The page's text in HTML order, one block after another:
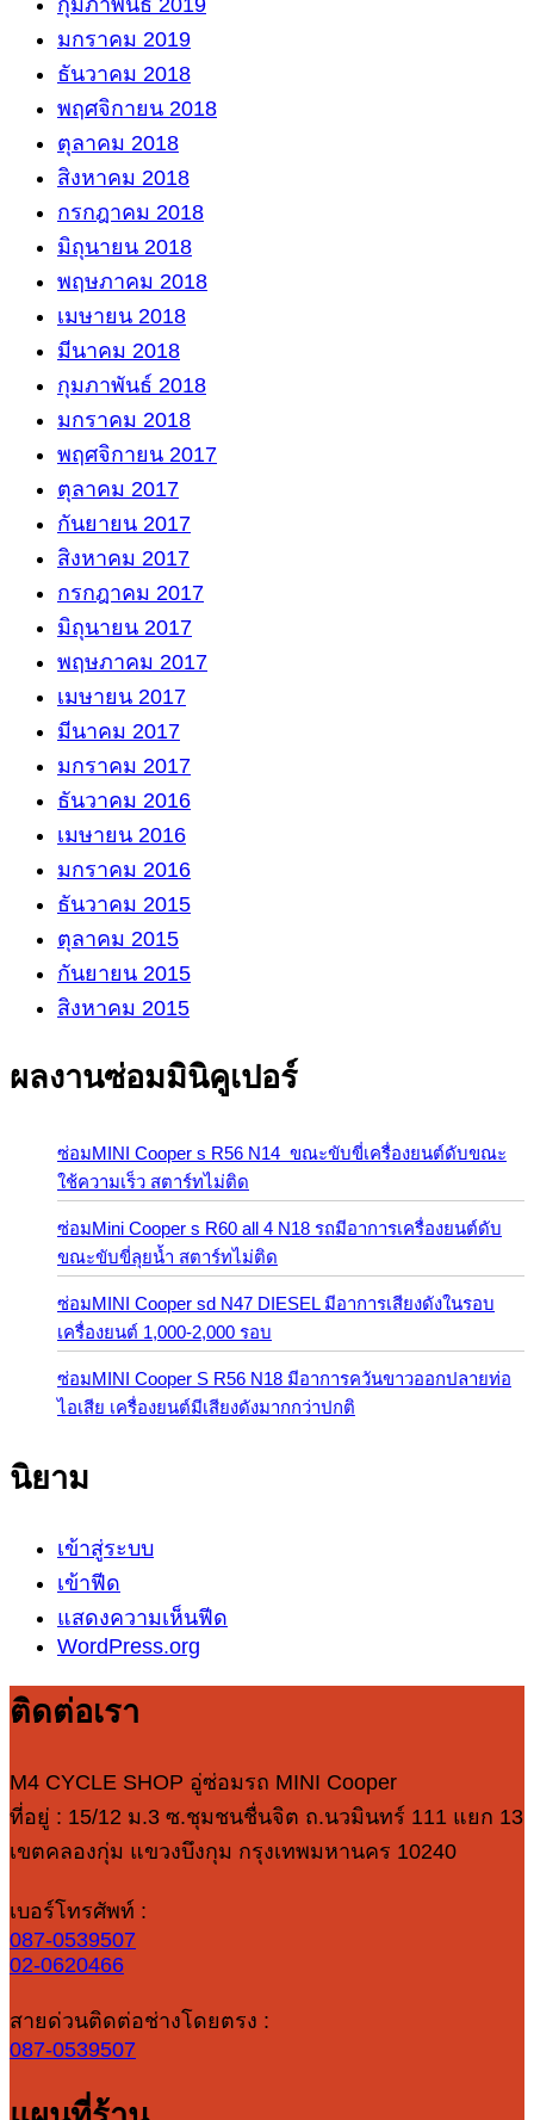
กุมภาพันธ์ 2019
มกราคม 2019
ธันวาคม 2018
พฤศจิกายน 2018
ตุลาคม 2018
สิงหาคม 2018
กรกฎาคม 2018
มิถุนายน 2018
พฤษภาคม 2018
เมษายน 2018
มีนาคม 2018
กุมภาพันธ์ 2018
มกราคม 2018
พฤศจิกายน 2017
ตุลาคม 2017
กันยายน 2017
สิงหาคม 2017
กรกฎาคม 2017
มิถุนายน 2017
พฤษภาคม 2017
เมษายน 2017
มีนาคม 2017
มกราคม 2017
ธันวาคม 2016
เมษายน 2016
มกราคม 2016
ธันวาคม 2015
ตุลาคม 2015
กันยายน 2015
สิงหาคม 2015
ผลงานซ่อมมินิคูเปอร์
ซ่อมMINI Cooper s R56 N14 ขณะขับขี่เครื่องยนต์ดับขณะ
ใช้ความเร็ว สตาร์ทไม่ติด
ซ่อมMini Cooper s R60 all 4 N18 รถมีอาการเครื่องยนต์ดับ
ขณะขับขี่ลุยน้ำ สตาร์ทไม่ติด
ซ่อมMINI Cooper sd N47 DIESEL มีอาการเสียงดังในรอบ
เครื่องยนต์ 1,000-2,000 รอบ
ซ่อมMINI Cooper S R56 N18 มีอาการควันขาวออกปลายท่อ
ไอเสีย เครื่องยนต์มีเสียงดังมากกว่าปกติ
นิยาม
เข้าสู่ระบบ
เข้าฟีด
แสดงความเห็นฟีด
WordPress.org
ติดต่อเรา
M4 CYCLE SHOP อู่ซ่อมรถ MINI Cooper
ที่อยู่ : 15/12 ม.3 ซ.ชุมชนชื่นจิต ถ.นวมินทร์ 111 แยก 13
เขตคลองกุ่ม แขวงบึงกุม กรุงเทพมหานคร 10240
เบอร์โทรศัพท์ :
087-0539507
02-0620466
สายด่วนติดต่อช่างโดยตรง :
087-0539507